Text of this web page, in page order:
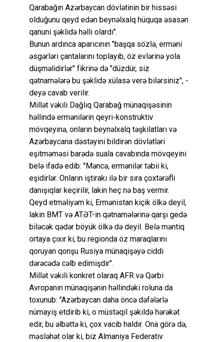
Qarabağın Azərbaycan dövlətinin bir hissəsi
olduğunu qeyd edən beynəlxalq hüquqa əsasən
qanuni şəklidə həlli olardı".
Bunun ardınca aparıcının "başqa sözlə, erməni
əsgərləri çantalarını toplayıb, öz evlərinə yola
düşməlidirlər" fikrinə də "düzdür, siz
qətnamələrə bu şəklidə xülasə verə bilərsiniz", -
deyə cavab verilir.
Millət vəkili Dağlıq Qarabağ münaqişəsinin
həllində ermənilərin qeyri-konstruktiv
mövqeyinə, onların beynəlxalq təşkilatları və
Azərbaycana dəstəyini bildirən dövlətləri
eşitməməsi barədə suala cavabında mövqeyini
belə ifadə edib: "Məncə, ermənilər təbii ki,
eşidirlər. Onların iştirakı ilə bir sıra çoxtərəfli
danışıqlar keçirilir, lakin heç nə baş vermir.
Qeyd etməliyəm ki, Ermənistan kiçik ölkə deyil,
lakin BMT və ATƏT-in qətnamələrinə qarşı gedə
biləcək qədər böyük ölkə də deyil. Belə məntiq
ortaya çıxır ki, bu regionda öz maraqlarını
qoruyan qonşu Rusiya münaqişəyə ciddi
dərəcədə cəlb edimişdir".
Millət vəkili konkret olaraq AFR və Qərbi
Avropanın münaqişənin həllindəki roluna da
toxunub: "Azərbaycan daha öncə dəfələrlə
nümayiş etdirib ki, o müstəqil şəkildə hərəkət
edir, bu əlbəttə ki, çox vacib haldır. Ona görə də,
məsləhət olar ki, biz Almaniya Federativ